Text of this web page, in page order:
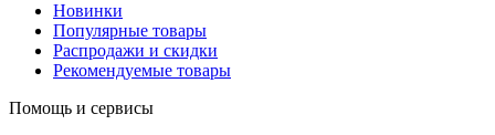
Новинки
Популярные товары
Распродажи и скидки
Рекомендуемые товары
Помощь и сервисы